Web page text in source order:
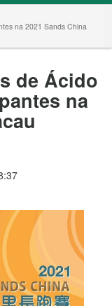
na 2021 Sands China
de Ácido
na